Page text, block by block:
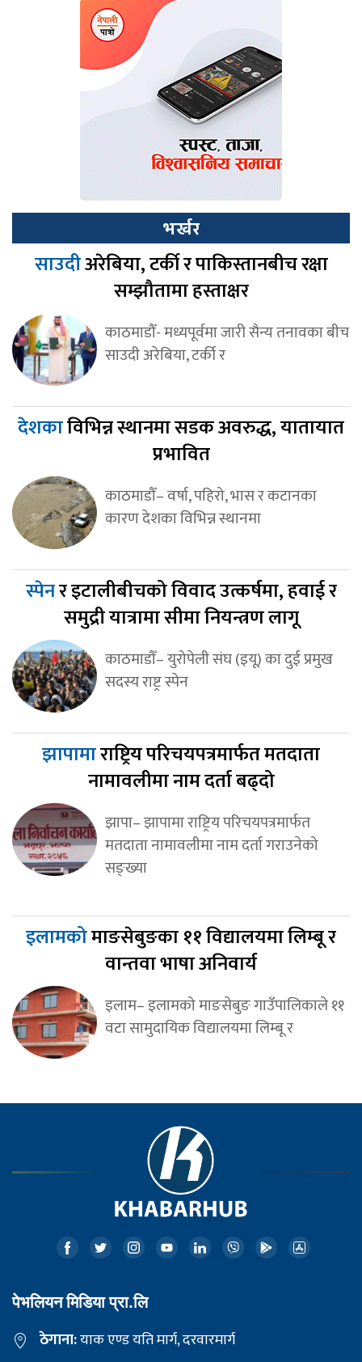
भर्खर
साउदीअरेबिया, टर्की र पाकिस्तानबीच रक्षा
सम्झौतामा हस्ताक्षर
काठमाडौँ- मध्यपूर्वमा जारी सैन्य तनावका बीच
साउदी अरेबिया, टर्की र
देशकाविभिन्न स्थानमा सडक अवरुद्ध, यातायात
प्रभावित
काठमाडौँ– वर्षा, पहिरो, भास र कटानका
कारण देशका विभिन्न स्थानमा
स्पेनर इटालीबीचको विवाद उत्कर्षमा, हवाई र
समुद्री यात्रामा सीमा नियन्त्रण लागू
काठमाडौँ– युरोपेली संघ (इयू) का दुई प्रमुख
सदस्य राष्ट्र स्पेन
झापामाराष्ट्रिय परिचयपत्रमार्फत मतदाता
नामावलीमा नाम दर्ता बढ्दो
झापा– झापामा राष्ट्रिय परिचयपत्रमार्फत
मतदाता नामावलीमा नाम दर्ता गराउनेको
सङ्ख्या
इलामकोमाङसेबुङका ११ विद्यालयमा लिम्बू र
वान्तवा भाषा अनिवार्य
इलाम– इलामको माङसेबुङ गाउँपालिकाले ११
वटा सामुदायिक विद्यालयमा लिम्बू र
पेभलियन मिडिया प्रा.लि
ठेगाना:याक एण्ड यति मार्ग, दरवारमार्ग